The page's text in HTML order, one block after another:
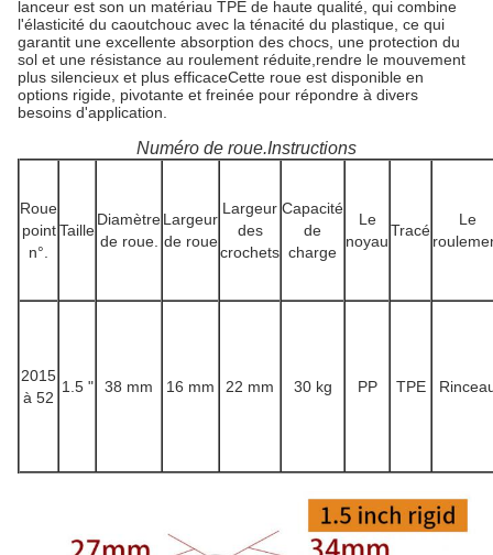
lanceur est son un matériau TPE de haute qualité, qui combine
l'élasticité du caoutchouc avec la ténacité du plastique, ce qui
garantit une excellente absorption des chocs, une protection du
sol et une résistance au roulement réduite,rendre le mouvement
plus silencieux et plus efficaceCette roue est disponible en
options rigide, pivotante et freinée pour répondre à divers
besoins d'application.
Numéro de roue.Instructions
Roue
point
n°.
Taille
Diamètre
de roue.
Largeur
de roue
Largeur
des
crochets
Capacité
de
charge
Le
noyau
Tracé
Le
2015
à 52
1.5 " 38 mm 16 mm 22 mm 30 kg PP TPE